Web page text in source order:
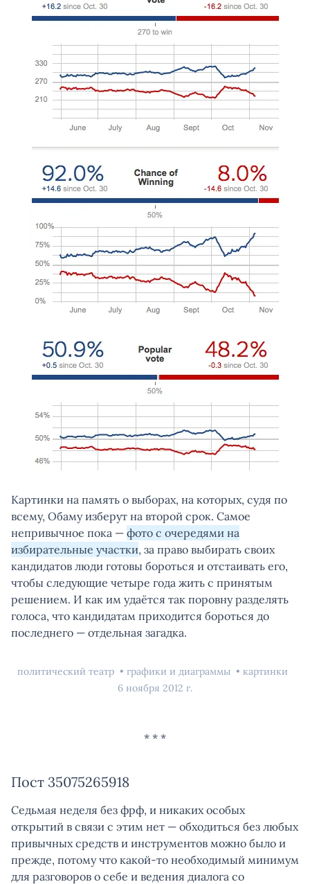
Картинки на память о выборах, на которых, судя по
всему, Обаму изберут на второй срок. Самое
непривычное пока — фото с очередями на
избирательные участки, за право выбирать своих
кандидатов люди готовы бороться и отстаивать его,
чтобы следующие четыре года жить с принятым
решением. И как им удаётся так поровну разделять
голоса, что кандидатам приходится бороться до
последнего — отдельная загадка.
политический театр графики и диаграммы
картинки
6 ноября 2012 г.
Пост 35075265918
Седьмая неделя без фрф, и никаких особых
открытий в связи с этим нет — обходиться без любых
привычных средств и инструментов можно было и
прежде, потому что какой-то необходимый минимум
для разговоров о себе и ведения диалога со